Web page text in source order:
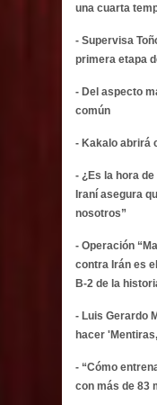
una cuarta
- Supervisa
primera etapa
- Del aspecto
común
- Kakalo abrirá
- ¿Es la hora
Iraní asegura
nosotros”
- Operación
contra Irán es
B-2 de la
- Luis Gerardo
hacer
- “Cómo
con más de 83